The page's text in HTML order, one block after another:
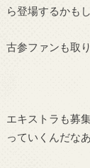
ら登場するかも
古参ファンも取
エキストラも募
っていくんだな